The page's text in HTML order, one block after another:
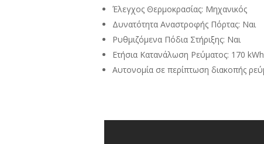
Έλεγχος Θερμοκρασίας: Μηχανικός
Δυνατότητα Αναστροφής Πόρτας: Ναι
Ρυθμιζόμενα Πόδια Στήριξης: Ναι
Ετήσια Κατανάλωση Ρεύματος: 170
Αυτονομία σε περίπτωση διακοπής